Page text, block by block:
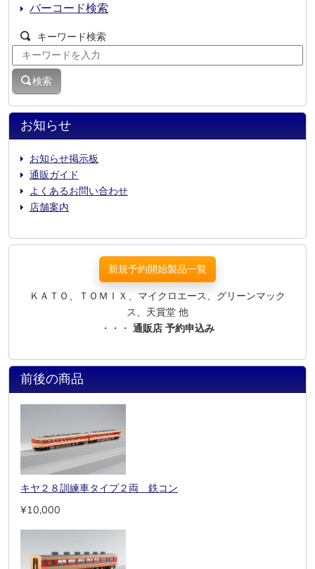
お知らせ
お知らせ掲示板
通販ガイド
よくあるお問い合わせ
店舗案内
バーコード検索
キーワード検索
検索
新規予約開始製品一覧
ＫＡＴＯ、ＴＯＭＩＸ、マイクロエース、グリーンマック
ス、天賞堂 他
・・・ 通販店 予約申込み
前後の商品
キヤ２８訓練車タイプ２両 鉄コン
¥10,000